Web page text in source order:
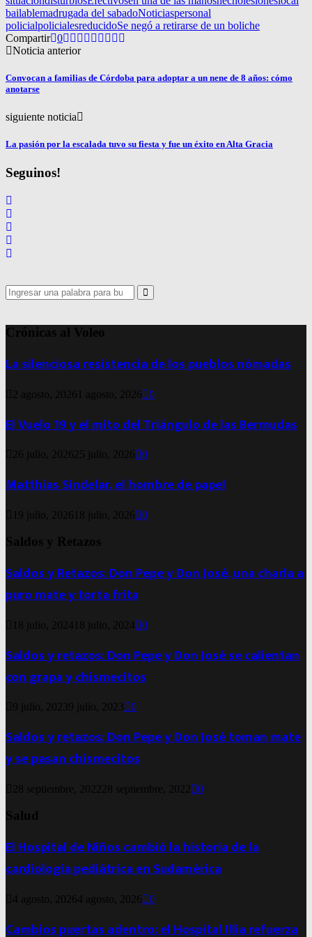
bailablemadrugada del sabadoNoticiaspersonal
policialpolicialesreducidoSe negó a retirarse de un boliche
Compartir 0
Noticia anterior
Convocan a familias de Córdoba para adoptar a un nene de 8 años: cómo
anotarse
siguiente noticia
La pasión por la escalada tuvo su fiesta y fue un éxito en Alta Gracia
Seguinos!
Search
for:
Search
Crónicas al Voleo
La silenciosa resistencia de los pueblos nómadas
2 agosto, 2026 1 agosto, 2026 0
El Vuelo 19 y el mito del Triángulo de las Bermudas
26 julio, 2026 25 julio, 2026 0
Matthias Sindelar, el hombre de papel
19 julio, 2026 18 julio, 2026 0
Saldos y Retazos
Saldos y Retazos: Don Pepe y Don José, una charla a
puro mate y torta frita
18 julio, 2024 18 julio, 2024 0
Saldos y retazos: Don Pepe y Don José se calientan
con grapa y chismecitos
9 julio, 20239 julio, 2023 0
Saldos y retazos: Don Pepe y Don José toman mate
y se pasan chismecitos
28 septiembre, 2022 28 septiembre, 2022 0
Salud
El Hospital de Niños cambió la historia de la
cardiología pediátrica en Sudamérica
4 agosto, 20264 agosto, 2026 0
Cambios puertas adentro: el Hospital Illia refuerza